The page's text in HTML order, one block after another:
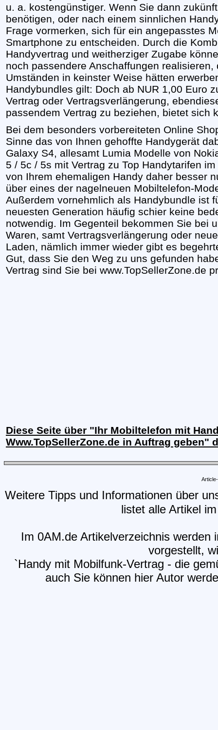
u. a. kostengünstiger. Wenn Sie dann
benötigen, oder nach einem sinnlichen
Frage vormerken, sich für ein angepasstes
Smartphone zu entscheiden. Durch die
Handyvertrag und weitherziger Zugabe
noch passendere Anschaffungen
Umständen in keinster Weise hätten
Handybundles gilt: Doch ab NUR 1,00 Euro
Vertrag oder Vertragsverlängerung,
passendem Vertrag zu beziehen, bietet sich
Bei dem besonders vorbereiteten Online
Sinne das von Ihnen gehoffte Handygerät
Galaxy S4, allesamt Lumia Modelle von
5 / 5c / 5s mit Vertrag zu Top Handytarifen
von Ihrem ehemaligen Handy daher besser
über eines der nagelneuen Mobiltelefon-
Außerdem vornehmlich als Handybundle ist
neuesten Generation häufig schier keine
notwendig. Im Gegenteil bekommen Sie bei
Waren, samt Vertragsverlängerung oder
Laden, nämlich immer wieder gibt es
Gut, dass Sie den Weg zu uns gefunden
Vertrag sind Sie bei www.TopSellerZone.de
Diese Seite über "Ihr Mobiltelefon mit
Www.TopSellerZone.de in Auftrag geben"
Weitere Tipps und Informationen über
listet alle Artikel
Im 0AM.de Artikelverzeichnis
vorgestellt,
`Handy mit Mobilfunk-Vertrag - die
auch Sie können hier Autor